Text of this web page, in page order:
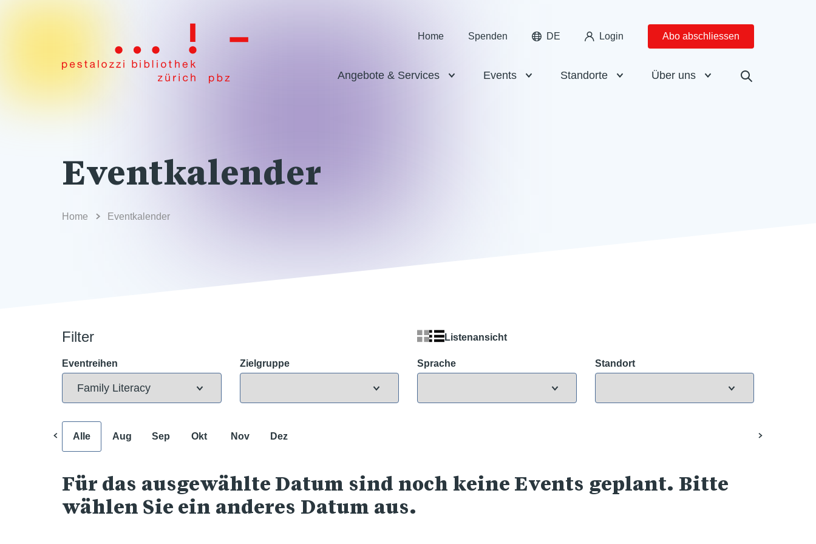
Home Spenden DE Login Abo abschliessen
Angebote & Services Events Standorte Über uns
Eventkalender
Home Eventkalender
Filter Listenansicht
Eventreihen Zielgruppe Sprache Standort
Alle Aug Sep Okt Nov Dez
Für das ausgewählte Datum sind noch keine Events geplant. Bitte
wählen Sie ein anderes Datum aus.